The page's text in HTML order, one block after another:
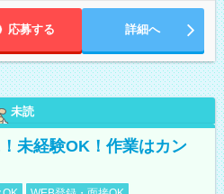
、自由な働き方が可能なお仕事です！
応募する 詳細へ
未読
未経験OK！作業はカン